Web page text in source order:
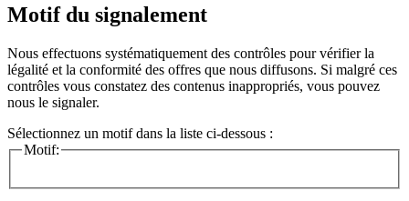
Motif du signalement
Nous effectuons systématiquement des contrôles pour vérifier la
légalité et la conformité des offres que nous diffusons. Si malgré ces
contrôles vous constatez des contenus inappropriés, vous pouvez
nous le signaler.
Sélectionnez un motif dans la liste ci-dessous :
Motif: